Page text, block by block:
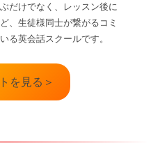
だけでなく、レッスン後に
、生徒様同士が繋がるコミ
る英会話スクールです。
を見る＞